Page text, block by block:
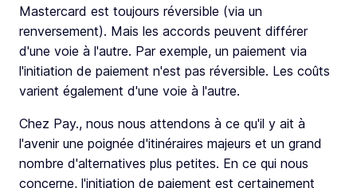
Mastercard est toujours réversible (via un
renversement). Mais les accords peuvent différer
d'une voie à l'autre. Par exemple, un paiement via
l'initiation de paiement n'est pas réversible. Les coûts
varient également d'une voie à l'autre.
Chez Pay., nous nous attendons à ce qu'il y ait à
l'avenir une poignée d'itinéraires majeurs et un grand
nombre d'alternatives plus petites. En ce qui nous
concerne, l'initiation de paiement est certainement